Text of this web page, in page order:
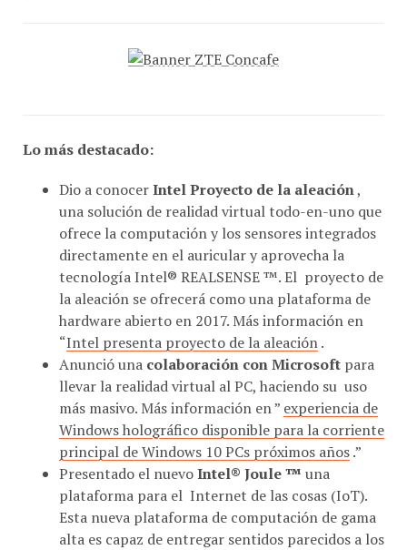
Lo más destacado:
Dio a conocerIntel Proyecto de la aleación,
una solución de realidad virtual todo-en-uno que
ofrece la computación y los sensores integrados
directamente en el auricular y aprovecha la
tecnología Intel® REALSENSE ™. El proyecto de
la aleación se ofrecerá como una plataforma de
hardware abierto en 2017. Más información en
“Intel presenta proyecto de la aleación.
Anunció una colaboración con Microsoft para
llevar la realidad virtual al PC, haciendo su uso
más masivo. Más información en ” experiencia de
Windows holográfico disponible para la corriente
principal de Windows 10 PCs próximos años.”
Presentado el nuevoIntel® Joule ™ una
plataforma para el Internet de las cosas (IoT).
Esta nueva plataforma de computación de gama
alta es capaz de entregar sentidos parecidos a los